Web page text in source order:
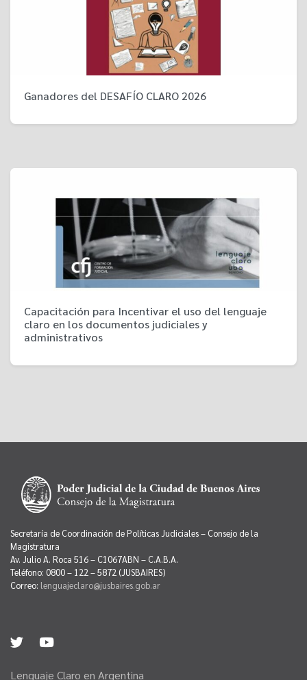
Ganadores del DESAFÍO CLARO 2026
Capacitación para Incentivar el uso del lenguaje
claro en los documentos judiciales y
administrativos
Secretaría de Coordinación de Políticas Judiciales – Consejo de la
Magistratura
Av. Julio A. Roca 516 – C1067ABN – C.A.B.A.
Teléfono: 0800 – 122 – 5872 (JUSBAIRES)
Correo: lenguajeclaro@jusbaires.gob.ar
Lenguaje Claro en Argentina